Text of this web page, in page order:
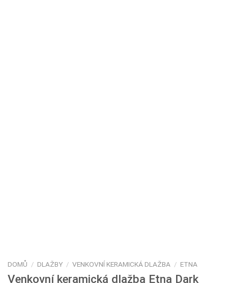
DOMŮ / DLAŽBY / VENKOVNÍ KERAMICKÁ DLAŽBA / ETNA
Venkovní keramická dlažba Etna Dark